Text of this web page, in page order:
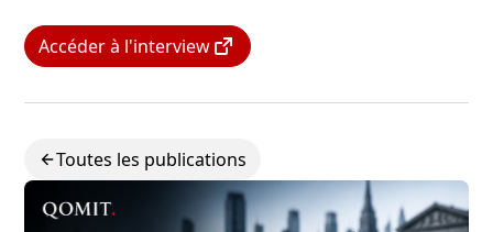
Accéder à l'interview
Toutes les publications